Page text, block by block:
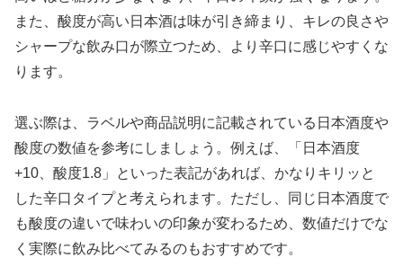
また、酸度が高い日本酒は味が引き締まり、キレの良さや
シャープな飲み口が際立つため、より辛口に感じやすくな
ります。
選ぶ際は、ラベルや商品説明に記載されている日本酒度や
酸度の数値を参考にしましょう。例えば、「日本酒度
+10、酸度1.8」といった表記があれば、かなりキリッと
した辛口タイプと考えられます。ただし、同じ日本酒度で
も酸度の違いで味わいの印象が変わるため、数値だけでな
く実際に飲み比べてみるのもおすすめです。